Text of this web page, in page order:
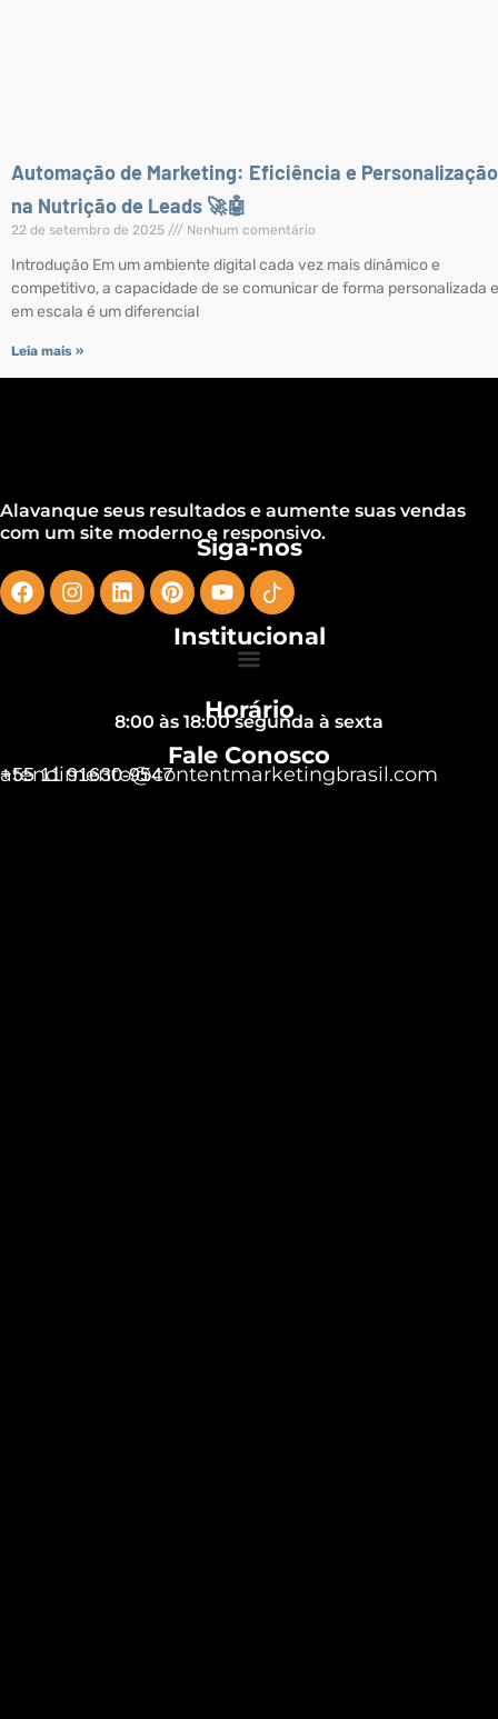
Automação de Marketing: Eficiência e Personalização
na Nutrição de Leads 🚀🤖
22 de setembro de 2025 Nenhum comentário
Introdução Em um ambiente digital cada vez mais dinâmico e
competitivo, a capacidade de se comunicar de forma personalizada e
em escala é um diferencial
Leia mais »
Alavanque seus resultados e aumente suas vendas
com um site moderno e responsivo.
Siga-nos
Institucional
Horário
8:00 às 18:00 segunda à sexta
Fale Conosco
+55 11 91630-9547
atendimento@contentmarketingbrasil.com